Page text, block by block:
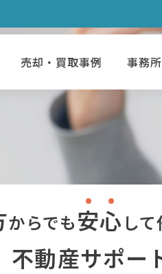
売却・買取事例 事務
からでも安心 して
不動産サポー